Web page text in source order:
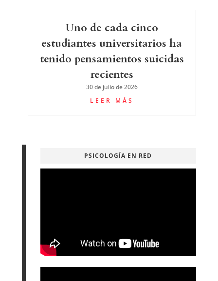
Uno de cada cinco
estudiantes universitarios ha
tenido pensamientos suicidas
recientes
30 de julio de 2026
LEER MÁS
PSICOLOGÍA EN RED